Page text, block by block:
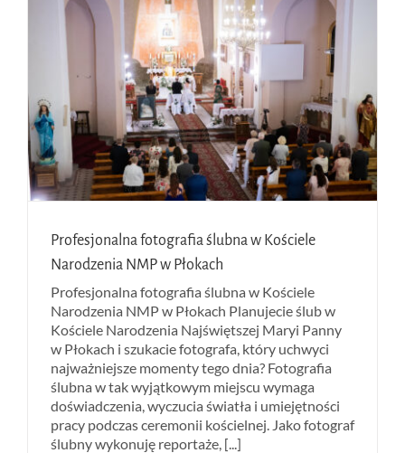
Profesjonalna fotografia ślubna w Kościele
Narodzenia NMP w Płokach
Profesjonalna fotografia ślubna w Kościele
Narodzenia NMP w Płokach Planujecie ślub w
Kościele Narodzenia Najświętszej Maryi Panny
w Płokach i szukacie fotografa, który uchwyci
najważniejsze momenty tego dnia? Fotografia
ślubna w tak wyjątkowym miejscu wymaga
doświadczenia, wyczucia światła i umiejętności
pracy podczas ceremonii kościelnej. Jako fotograf
ślubny wykonuję reportaże, [...]